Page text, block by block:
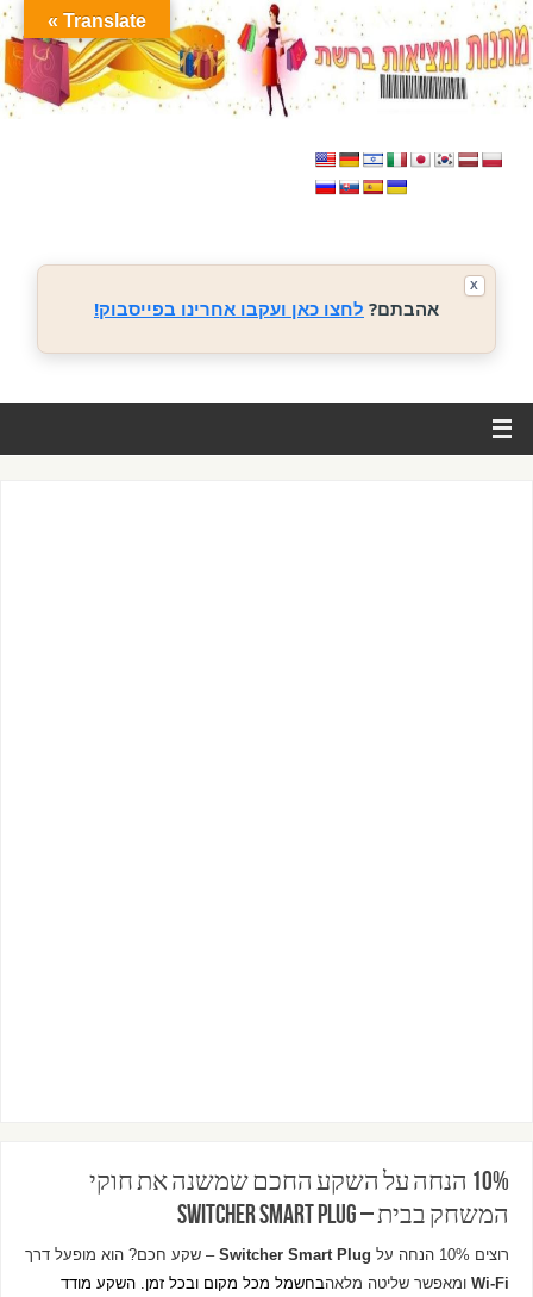
אהבתם? לחצו כאן ועקבו אחרינו בפייסבוק!
X
10% הנחה על השקע החכם שמשנה את חוקי
המשחק בבית – Switcher Smart Plug
רוצים 10% הנחה על Switcher Smart Plug
– שקע חכם? הוא מופעל דרך
Wi-Fiומאפשר שליטה מלאהבחשמל מכל מקום ובכל זמן. השקע מודד
Translate »